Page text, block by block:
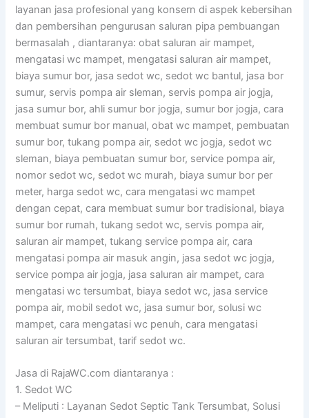
layanan jasa profesional yang konsern di aspek kebersihan
dan pembersihan pengurusan saluran pipa pembuangan
bermasalah , diantaranya: obat saluran air mampet,
mengatasi wc mampet, mengatasi saluran air mampet,
biaya sumur bor, jasa sedot wc, sedot wc bantul, jasa bor
sumur, servis pompa air sleman, servis pompa air jogja,
jasa sumur bor, ahli sumur bor jogja, sumur bor jogja, cara
membuat sumur bor manual, obat wc mampet, pembuatan
sumur bor, tukang pompa air, sedot wc jogja, sedot wc
sleman, biaya pembuatan sumur bor, service pompa air,
nomor sedot wc, sedot wc murah, biaya sumur bor per
meter, harga sedot wc, cara mengatasi wc mampet
dengan cepat, cara membuat sumur bor tradisional, biaya
sumur bor rumah, tukang sedot wc, servis pompa air,
saluran air mampet, tukang service pompa air, cara
mengatasi pompa air masuk angin, jasa sedot wc jogja,
service pompa air jogja, jasa saluran air mampet, cara
mengatasi wc tersumbat, biaya sedot wc, jasa service
pompa air, mobil sedot wc, jasa sumur bor, solusi wc
mampet, cara mengatasi wc penuh, cara mengatasi
saluran air tersumbat, tarif sedot wc.
Jasa di RajaWC.com diantaranya :
1. Sedot WC
– Meliputi : Layanan Sedot Septic Tank Tersumbat, Solusi